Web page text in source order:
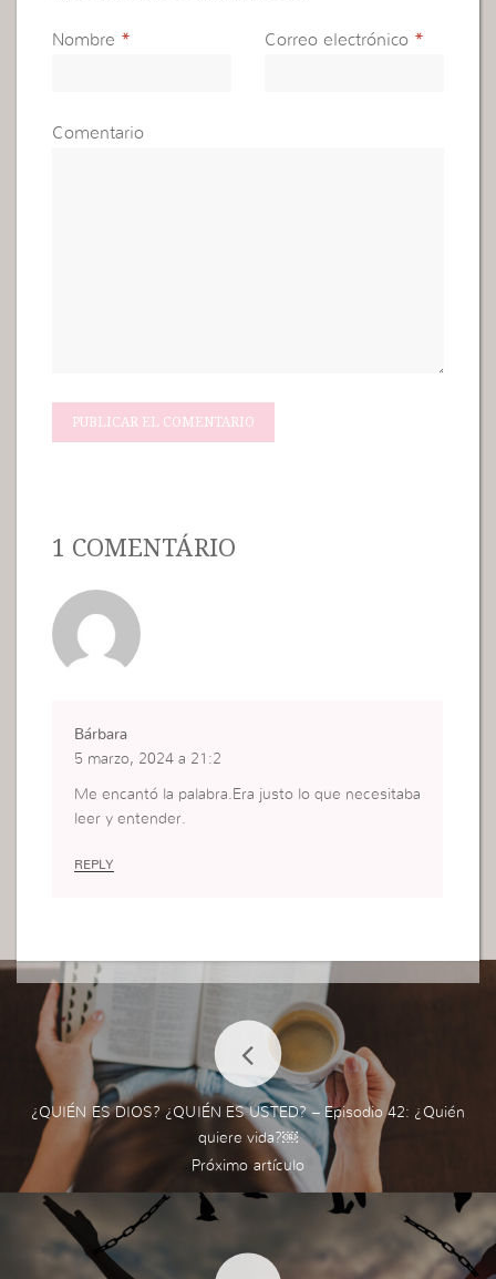
Nombre * Correo electrónico *
Comentario
1 COMENTÁRIO
Bárbara
5 marzo, 2024 a 21:2
Me encantó la palabra.Era justo lo que necesitaba
leer y entender.
REPLY
¿QUIÉN ES DIOS? ¿QUIÉN ES USTED? – Episodio 42: ¿Quién
quiere vida?￼